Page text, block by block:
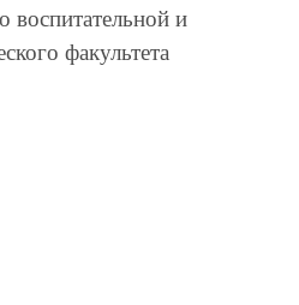
воспитательной и
факультета